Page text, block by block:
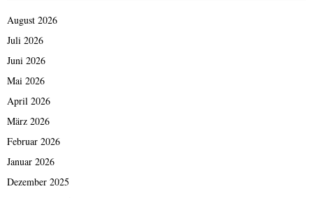
August 2026
Juli 2026
Juni 2026
Mai 2026
April 2026
März 2026
Februar 2026
Januar 2026
Dezember 2025